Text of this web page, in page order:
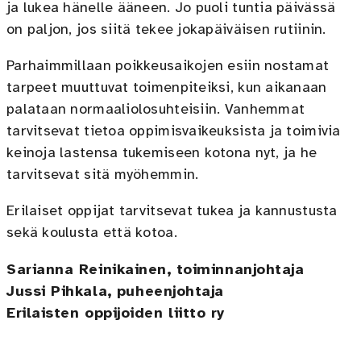
ja lukea hänelle ääneen. Jo puoli tuntia päivässä
on paljon, jos siitä tekee jokapäiväisen rutiinin.
Parhaimmillaan poikkeusaikojen esiin nostamat
tarpeet muuttuvat toimenpiteiksi, kun aikanaan
palataan normaaliolosuhteisiin. Vanhemmat
tarvitsevat tietoa oppimisvaikeuksista ja toimivia
keinoja lastensa tukemiseen kotona nyt, ja he
tarvitsevat sitä myöhemmin.
Erilaiset oppijat tarvitsevat tukea ja kannustusta
sekä koulusta että kotoa.
Sarianna Reinikainen, toiminnanjohtaja
Jussi Pihkala, puheenjohtaja
Erilaisten oppijoiden liitto ry